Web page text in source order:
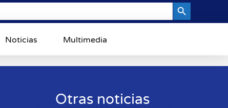
Noticias Multimedia
Otras noticias